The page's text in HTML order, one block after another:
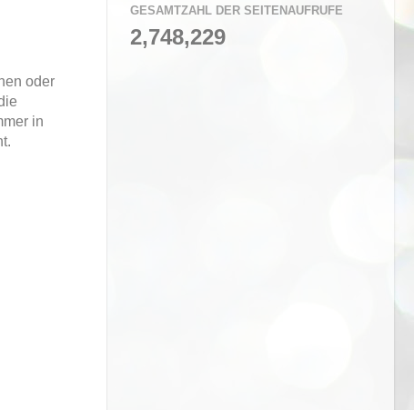
oder
in
GESAMTZAHL DER SEITENAUFRUFE
2,748,229